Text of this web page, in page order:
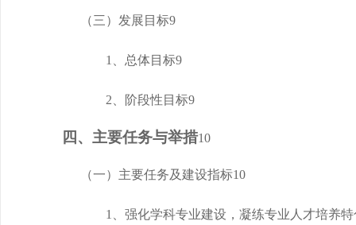
（三）发展目标9
1、总体目标9
2、阶段性目标9
四、主要任务与举措10
（一）主要任务及建设指标10
1、强化学科专业建设，凝练专业人才培养特